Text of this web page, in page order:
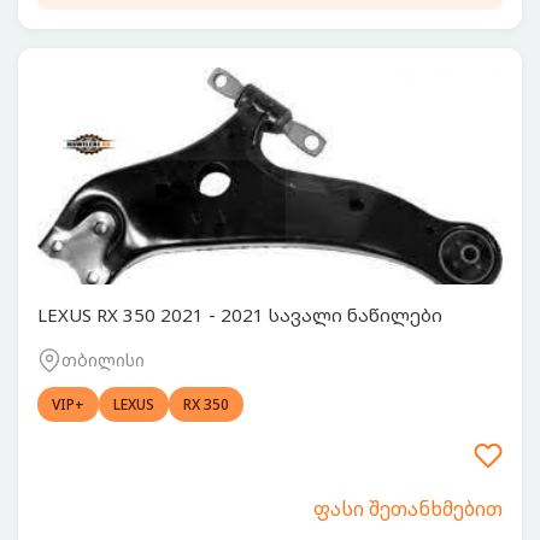
LEXUS RX 350 2021 - 2021 სავალი ნაწილები
თბილისი
VIP+ LEXUS RX 350
ფასი შეთანხმებით